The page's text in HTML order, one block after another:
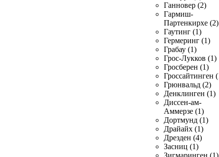
Ганновер (2)
Гармиш-
Партенкирхе (2)
Гаутинг (1)
Гермеринг (1)
Грабау (1)
Грос-Лукков (1)
Гросберен (1)
Гроссайтинген
Грюнвальд (2)
Денклинген (1)
Диссен-ам-
Аммерзе (1)
Дортмунд (1)
Драйайх (1)
Дрезден (4)
Засниц (1)
Зигмаринген (1)